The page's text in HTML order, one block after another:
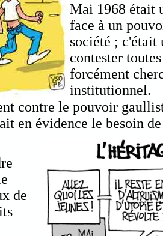
Mai 1968 était
face à un
société ; c'était
contester
forcément
institutionnel.
de
contre le pouvoir
en évidence le besoin